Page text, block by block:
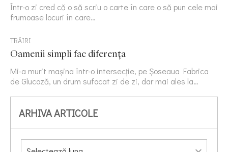
Într-o zi cred că o să scriu o carte în care o să pun cele mai
frumoase locuri în care…
TRĂIRI
Oamenii simpli fac diferența
Mi-a murit mașina într-o intersecție, pe Șoseaua Fabrica
de Glucoză, un drum sufocat zi de zi, dar mai ales la…
ARHIVA ARTICOLE